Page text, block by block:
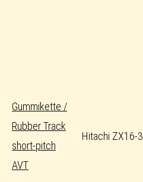
Gummikette /
Rubber Track
short-pitch
AVT
Hitachi ZX16-3